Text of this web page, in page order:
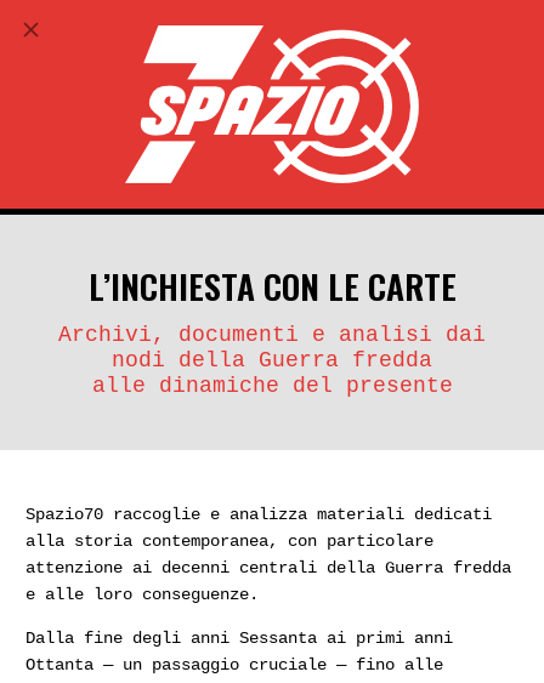
ABBONATI
search account_circle
L’INCHIESTA CON LE CARTE
Archivi, documenti e analisi dai
nodi della Guerra fredda
alle dinamiche del presente
Spazio70 raccoglie e analizza materiali dedicati
alla storia contemporanea, con particolare
attenzione ai decenni centrali della Guerra fredda
e alle loro conseguenze.
Dalla fine degli anni Sessanta ai primi anni
Ottanta — un passaggio cruciale — fino alle